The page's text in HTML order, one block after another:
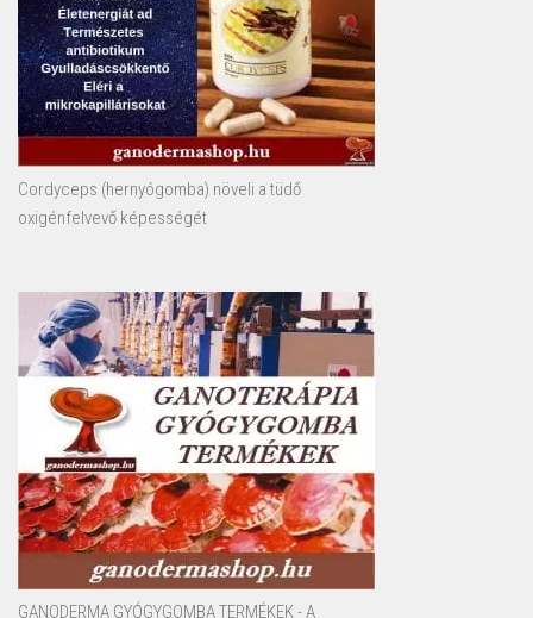
Cordyceps (hernyógomba) növeli a tüdő
oxigénfelvevő képességét
GANODERMA GYÓGYGOMBA TERMÉKEK - A